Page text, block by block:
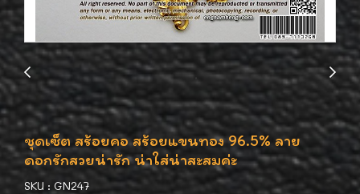
ชุดเซ็ต สร้อยคอ สร้อยแขนทอง 96.5% ลาย
ดอกรักสวยน่ารัก น่าใส่น่าสะสมค่ะ
SKU : GN247